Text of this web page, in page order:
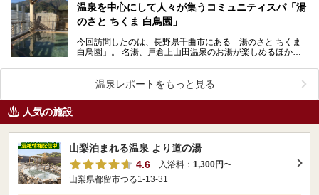
温泉を中心にして人々が集うコミュニティスパ「湯
のさと ちくま 白鳥園」
今回訪問したのは、長野県千曲市にある「湯のさと ちくま
白鳥園」。 名湯、戸倉上山田温泉のお湯が楽しめるほか、
温泉レポートをもっと見る
人気の施設
山梨泊まれる温泉 より道の湯
4.6
入浴料： 1,300円〜
山梨県都留市つる1-13-31